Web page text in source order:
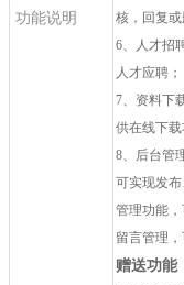
功能说明
核，回复或
6、人才招
人才应聘；
7、资料下
供在线下载
8、后台管
可实现发
管理功能
留言管理，
赠送功能